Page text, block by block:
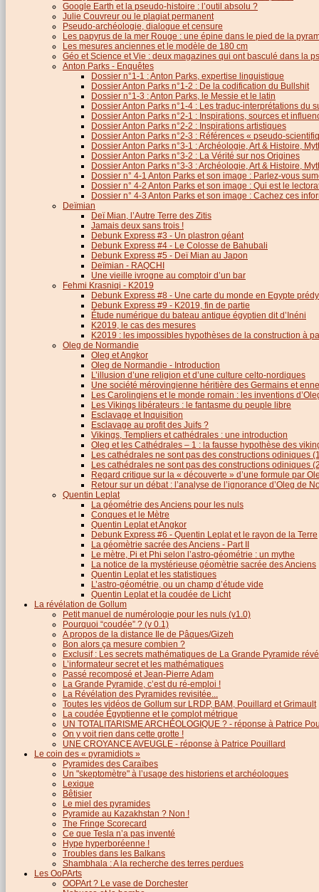
Google Earth et la pseudo-histoire : l’outil absolu ?
Julie Couvreur ou le plagiat permanent
Pseudo-archéologie, dialogue et censure
Les papyrus de la mer Rouge : une épine dans le pied de la
Les mesures anciennes et le modèle de 180 cm
Géo et Science et Vie : deux magazines qui ont basculé dans la
Anton Parks - Enquêtes
Dossier n°1-1 : Anton Parks, expertise linguistique
Dossier Anton Parks n°1-2 : De la codification du Bullshit
Dossier n°1-3 : Anton Parks, le Messie et le latin
Dossier Anton Parks n°1-4 : Les traduc-interprétations du
Dossier Anton Parks n°2-1 : Inspirations, sources et
Dossier Anton Parks n°2-2 : Inspirations artistiques
Dossier Anton Parks n°2-3 : Références « pseudo-
Dossier Anton Parks n°3-1 : Archéologie, Art & Histoire,
Dossier Anton Parks n°3-2 : La Vérité sur nos Origines
Dossier Anton Parks n°3-3 : Archéologie, Art & Histoire,
Dossier n° 4-1 Anton Parks et son image : Parlez-vous
Dossier n° 4-2 Anton Parks et son image : Qui est le
Dossier n° 4-3 Anton Parks et son image : Cachez ces
Deïmian
Deï Mian, l’Autre Terre des Zitis
Jamais deux sans trois !
Debunk Express #3 - Un plastron géant
Debunk Express #4 - Le Colosse de Bahubali
Debunk Express #5 - Deï Mian au Japon
Deïmian - RAQCHI
Une vieille ivrogne au comptoir d’un bar
Fehmi Krasniqi - K2019
Debunk Express #8 - Une carte du monde en Egypte
Debunk Express #9 - K2019, fin de partie
Étude numérique du bateau antique égyptien dit d’Inéni
K2019, le cas des mesures
K2019 : les impossibles hypothèses de la construction à
Oleg de Normandie
Oleg et Angkor
Oleg de Normandie - Introduction
L’illusion d’une religion et d’une culture celto-nordiques
Une société mérovingienne héritière des Germains et
Les Carolingiens et le monde romain : les inventions
Les Vikings libérateurs : le fantasme du peuple libre
Esclavage et Inquisition
Esclavage au profit des Juifs ?
Vikings, Templiers et cathédrales : une introduction
Oleg et les Cathédrales – 1 : la fausse hypothèse des
Les cathédrales ne sont pas des constructions odiniques
Les cathédrales ne sont pas des constructions odiniques
Regard critique sur la « découverte » d’une formule par
Retour sur un débat : l’analyse de l’ignorance d’Oleg de
Quentin Leplat
La géométrie des Anciens pour les nuls
Conques et le Mètre
Quentin Leplat et Angkor
Debunk Express #6 - Quentin Leplat et le rayon de la Terre
La géomètrie sacrée des Anciens - Part II
Le mètre, Pi et Phi selon l’astro-géométrie : un mythe
La notice de la mystérieuse géomètrie sacrée des Anciens
Quentin Leplat et les statistiques
L’astro-géométrie, ou un champ d’étude vide
Quentin Leplat et la coudée de Licht
La révélation de Gollum
Petit manuel de numérologie pour les nuls (v1.0)
Pourquoi “coudée” ? (v 0.1)
A propos de la distance Ile de Pâques/Gizeh
Bon alors ça mesure combien ?
Exclusif : Les secrets mathématiques de La Grande Pyramide
L’informateur secret et les mathématiques
Passé recomposé et Jean-Pierre Adam
La Grande Pyramide, c’est du ré-emploi !
La Révélation des Pyramides revisitée...
Toutes les vidéos de Gollum sur LRDP, BAM, Pouillard et Grimault
La coudée Égyptienne et le complot métrique
UN TOTALITARISME ARCHÉOLOGIQUE ? - réponse à Patrice
On y voit rien dans cette grotte !
UNE CROYANCE AVEUGLE - réponse à Patrice Pouillard
Le coin des « pyramidiots »
Pyramides des Caraïbes
Un "skeptomètre" à l’usage des historiens et archéologues
Lexique
Bêtisier
Le miel des pyramides
Pyramide au Kazakhstan ? Non !
The Fringe Scorecard
Ce que Tesla n’a pas inventé
Hype hyperboréenne !
Troubles dans les Balkans
Shambhala : A la recherche des terres perdues
Les OoPArts
OOPArt ? Le vase de Dorchester